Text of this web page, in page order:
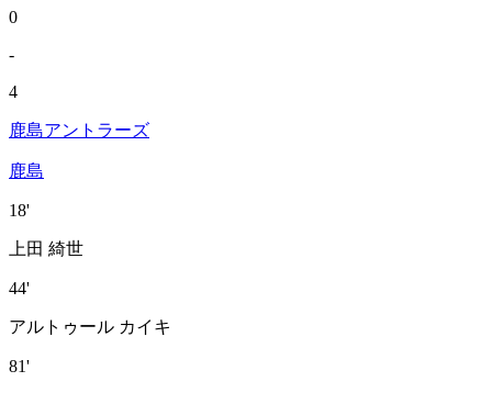
0
-
4
鹿島アントラーズ
鹿島
18'
上田 綺世
44'
アルトゥール カイキ
81'